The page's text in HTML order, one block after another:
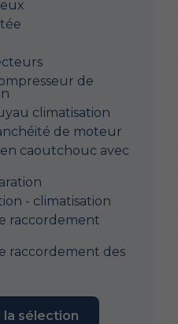
de
climatisation
de moteur
caoutchouc avec
- climatisation
raccordement
raccordement des
la sélection